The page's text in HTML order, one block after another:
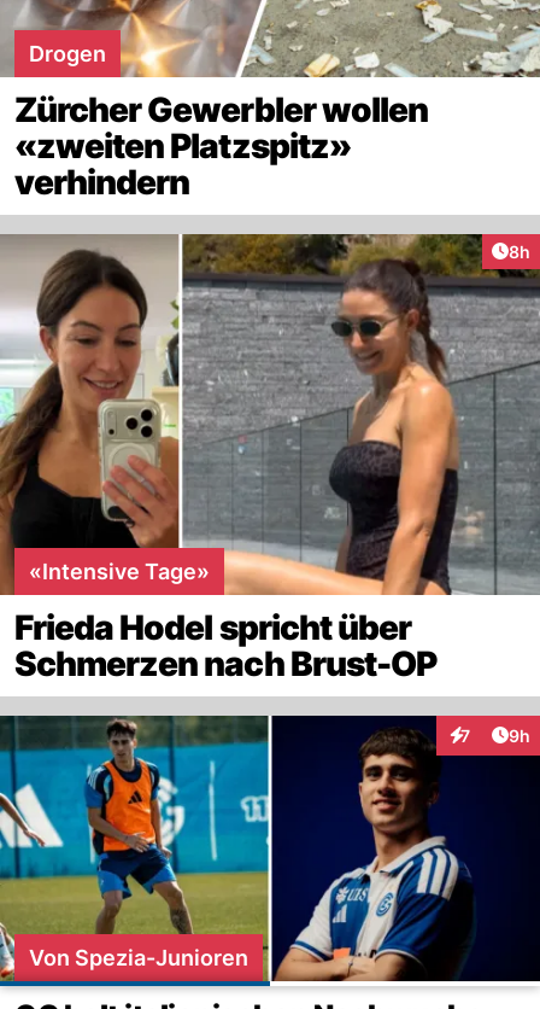
Drogen
Zürcher Gewerbler wollen
«zweiten Platzspitz»
verhindern
8h
«Intensive Tage»
Frieda Hodel spricht über
Schmerzen nach Brust-OP
7 9h
Von Spezia-Junioren